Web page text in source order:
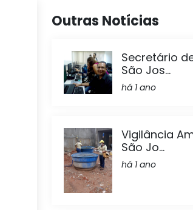
Outras Notícias
Secretário
São Jos...
há 1 ano
Vigilância
São Jo...
há 1 ano